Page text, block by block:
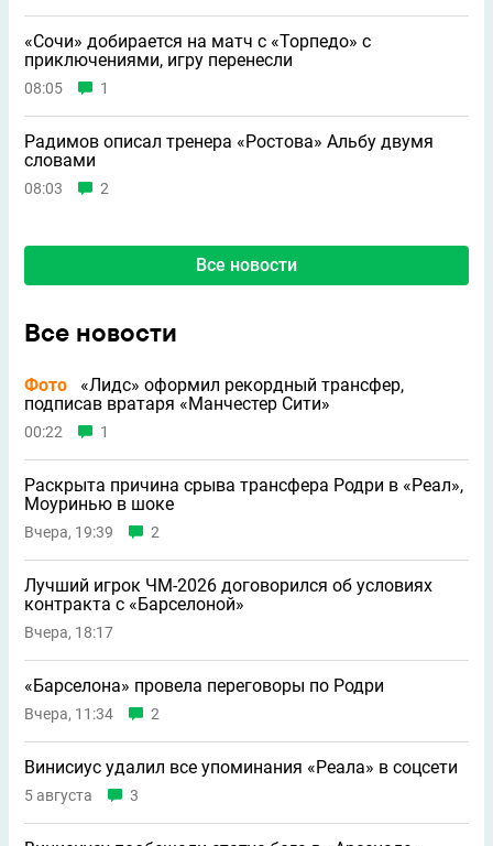
«Сочи» добирается на матч с «Торпедо» с
приключениями, игру перенесли
08:05 1
Радимов описал тренера «Ростова» Альбу двумя
словами
08:03 2
Все новости
Все новости
Фото
«Лидс» оформил рекордный трансфер,
подписав вратаря «Манчестер Сити»
00:22 1
Раскрыта причина срыва трансфера Родри в «Реал»,
Моуринью в шоке
Вчера, 19:39 2
Лучший игрок ЧМ-2026 договорился об условиях
контракта с «Барселоной»
Вчера, 18:17
«Барселона» провела переговоры по Родри
Вчера, 11:34 2
Винисиус удалил все упоминания «Реала» в соцсети
5 августа 3